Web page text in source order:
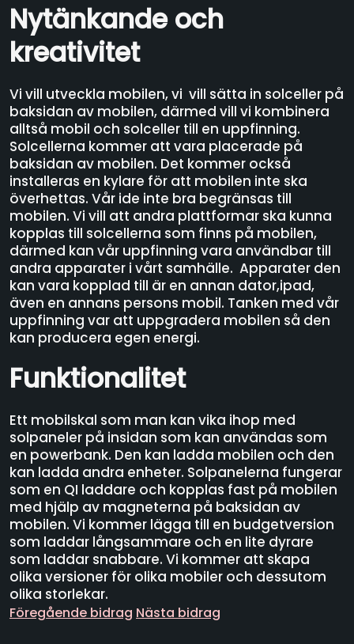
Nytänkande och
kreativitet
Vi vill utveckla mobilen, vi vill sätta in solceller på
baksidan av mobilen, därmed vill vi kombinera
alltså mobil och solceller till en uppfinning.
Solcellerna kommer att vara placerade på
baksidan av mobilen. Det kommer också
installeras en kylare för att mobilen inte ska
överhettas. Vår ide inte bra begränsas till
mobilen. Vi vill att andra plattformar ska kunna
kopplas till solcellerna som finns på mobilen,
därmed kan vår uppfinning vara användbar till
andra apparater i vårt samhälle. Apparater den
kan vara kopplad till är en annan dator,ipad,
även en annans persons mobil. Tanken med vår
uppfinning var att uppgradera mobilen så den
kan producera egen energi.
Funktionalitet
Ett mobilskal som man kan vika ihop med
solpaneler på insidan som kan användas som
en powerbank. Den kan ladda mobilen och den
kan ladda andra enheter. Solpanelerna fungerar
som en QI laddare och kopplas fast på mobilen
med hjälp av magneterna på baksidan av
mobilen. Vi kommer lägga till en budgetversion
som laddar långsammare och en lite dyrare
som laddar snabbare. Vi kommer att skapa
olika versioner för olika mobiler och dessutom
olika storlekar.
Föregående bidrag Nästa bidrag